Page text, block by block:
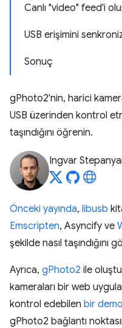
Canlı "video" feed'i
USB erişimini
Sonuç
gPhoto2'nin, harici
USB üzerinden kontrol
taşındığını öğrenin.
Ingvar
Önceki yayında, libusb
Emscripten, Asyncify ve
şekilde nasıl taşındığını
Ayrıca, gPhoto2 ile
kameraları bir web
kontrol edebilen bir demo
gPhoto2 bağlantı